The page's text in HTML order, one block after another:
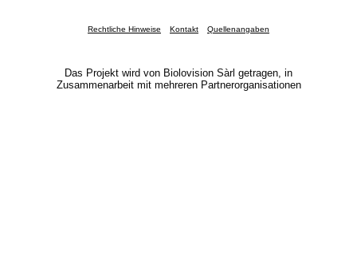
Rechtliche Hinweise Kontakt Quellenangaben
Das Projekt wird von Biolovision Sàrl getragen, in
Zusammenarbeit mit mehreren Partnerorganisationen